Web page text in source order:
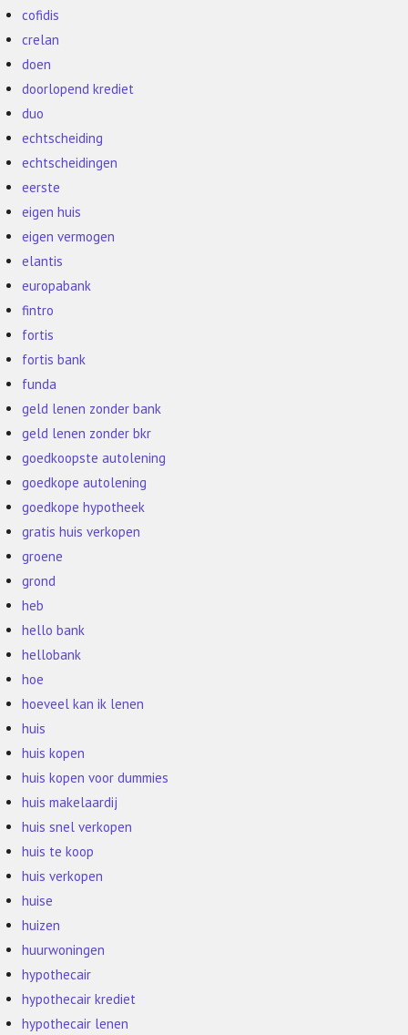
cofidis
crelan
doen
doorlopend krediet
duo
echtscheiding
echtscheidingen
eerste
eigen huis
eigen vermogen
elantis
europabank
fintro
fortis
fortis bank
funda
geld lenen zonder bank
geld lenen zonder bkr
goedkoopste autolening
goedkope autolening
goedkope hypotheek
gratis huis verkopen
groene
grond
heb
hello bank
hellobank
hoe
hoeveel kan ik lenen
huis
huis kopen
huis kopen voor dummies
huis makelaardij
huis snel verkopen
huis te koop
huis verkopen
huise
huizen
huurwoningen
hypothecair
hypothecair krediet
hypothecair lenen